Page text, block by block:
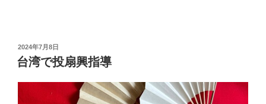
投
稿
日:
2024年7月8日
台湾で投扇興指導